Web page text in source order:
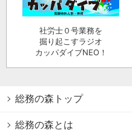
社労士０号業務を
掘り起こすラジオ
カッパダイブNEO！
総務の森トップ
総務の森とは